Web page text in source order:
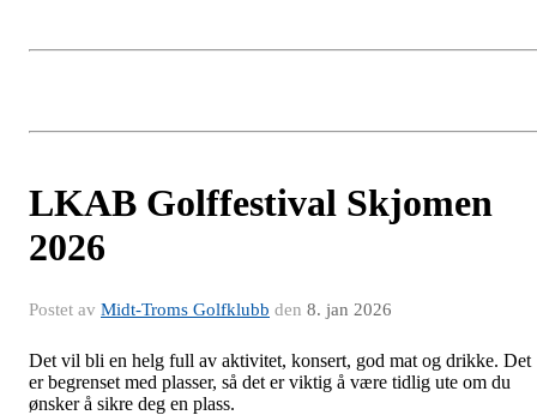
LKAB Golffestival Skjomen
2026
Postet av Midt-Troms Golfklubb den 8. jan 2026
Det vil bli en helg full av aktivitet, konsert, god mat og drikke. Det
er begrenset med plasser, så det er viktig å være tidlig ute om du
ønsker å sikre deg en plass.